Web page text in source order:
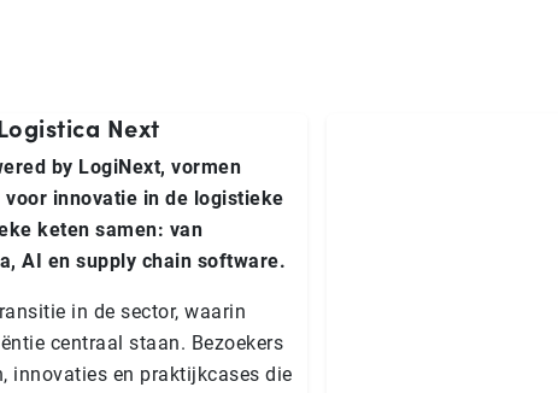
Next
by LogiNext, vormen
innovatie in de logistieke
keten samen: van
AI en supply chain software.
in de sector, waarin
centraal staan. Bezoekers
innovaties en praktijkcases die